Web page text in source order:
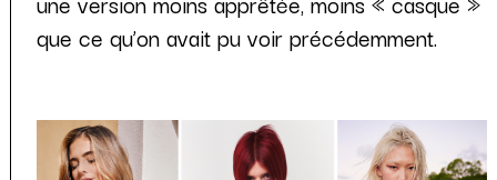
que ce qu’on avait pu voir précédemment.